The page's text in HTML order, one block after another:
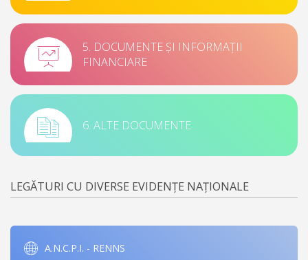
5. DOCUMENTE ȘI INFORMAȚII
FINANCIARE
6. ALTE DOCUMENTE
LEGĂTURI CU DIVERSE EVIDENȚE NAȚIONALE
A.N.C.P.I. - RENNS